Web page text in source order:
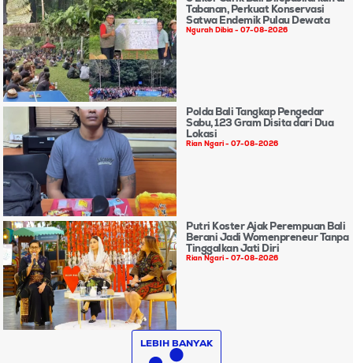
Tabanan, Perkuat Konservasi
Satwa Endemik Pulau Dewata
Ngurah Dibia 07-08-2026
Polda Bali Tangkap Pengedar
Sabu, 123 Gram Disita dari Dua
Lokasi
Rian Ngari 07-08-2026
Putri Koster Ajak Perempuan Bali
Berani Jadi Womenpreneur Tanpa
Tinggalkan Jati Diri
Rian Ngari 07-08-2026
LEBIH BANYAK